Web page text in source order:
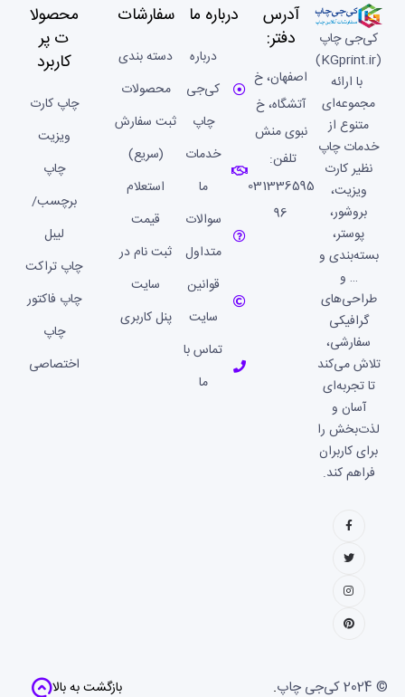
کی‌جی چاپ
(KGprint.ir)
با ارائه
مجموعه‌ای
متنوع از
خدمات چاپ
نظیر کارت
ویزیت،
بروشور،
پوستر،
بسته‌بندی و
… و
طراحی‌های
گرافیکی
سفارشی،
تلاش می‌کند
تا تجربه‌ای
آسان و
لذت‌بخش را
برای کاربران
فراهم کند.
آدرس
دفتر:
اصفهان، خ
آتشگاه، خ
نبوی منش
تلفن:
031336595
96
درباره ما
درباره
کی‌جی
چاپ
خدمات
ما
سوالات
متداول
قوانین
سایت
تماس با
ما
سفارشات
دسته بندی
محصولات
ثبت سفارش
(سریع)
استعلام
قیمت
ثبت نام در
سایت
پنل کاربری
محصولا
ت پر
کاربرد
چاپ کارت
ویزیت
چاپ
برچسب/
لیبل
چاپ تراکت
چاپ فاکتور
چاپ
اختصاصی
© 2024 کی‌جی چاپ. بازگشت به بالا